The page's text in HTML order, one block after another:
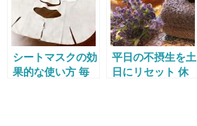
シートマスクの効
果的な使い方 毎
平日の不摂生を土
日にリセット 休